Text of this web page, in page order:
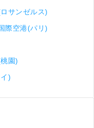
サンゼルス)
際空港(パリ)
園)
)